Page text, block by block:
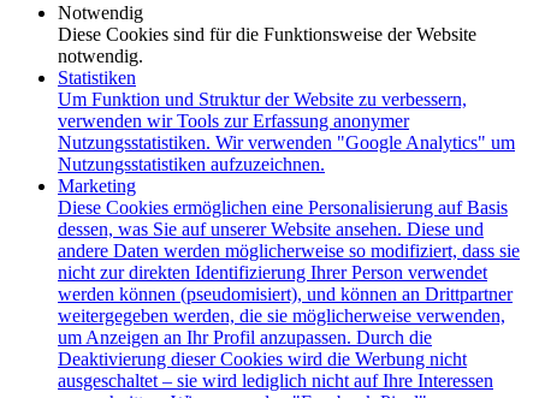
Notwendig
Diese Cookies sind für die Funktionsweise der Website
notwendig.
Statistiken
Um Funktion und Struktur der Website zu verbessern,
verwenden wir Tools zur Erfassung anonymer
Nutzungsstatistiken. Wir verwenden "Google Analytics" um
Nutzungsstatistiken aufzuzeichnen.
Marketing
Diese Cookies ermöglichen eine Personalisierung auf Basis
dessen, was Sie auf unserer Website ansehen. Diese und
andere Daten werden möglicherweise so modifiziert, dass sie
nicht zur direkten Identifizierung Ihrer Person verwendet
werden können (pseudomisiert), und können an Drittpartner
weitergegeben werden, die sie möglicherweise verwenden,
um Anzeigen an Ihr Profil anzupassen. Durch die
Deaktivierung dieser Cookies wird die Werbung nicht
ausgeschaltet – sie wird lediglich nicht auf Ihre Interessen